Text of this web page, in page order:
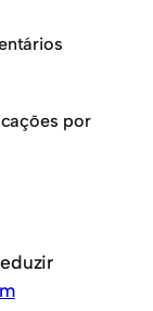
por